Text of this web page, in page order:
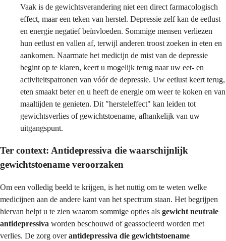
Vaak is de gewichtsverandering niet een direct farmacologisch
effect, maar een teken van herstel. Depressie zelf kan de eetlust
en energie negatief beïnvloeden. Sommige mensen verliezen
hun eetlust en vallen af, terwijl anderen troost zoeken in eten en
aankomen. Naarmate het medicijn de mist van de depressie
begint op te klaren, keert u mogelijk terug naar uw eet- en
activiteitspatronen van vóór de depressie. Uw eetlust keert terug,
eten smaakt beter en u heeft de energie om weer te koken en van
maaltijden te genieten. Dit "hersteleffect" kan leiden tot
gewichtsverlies of gewichtstoename, afhankelijk van uw
uitgangspunt.
Ter context: Antidepressiva die waarschijnlijk
gewichtstoename veroorzaken
Om een volledig beeld te krijgen, is het nuttig om te weten welke
medicijnen aan de andere kant van het spectrum staan. Het begrijpen
hiervan helpt u te zien waarom sommige opties als gewicht neutrale
antidepressiva worden beschouwd of geassocieerd worden met
verlies. De zorg overantidepressiva die gewichtstoename